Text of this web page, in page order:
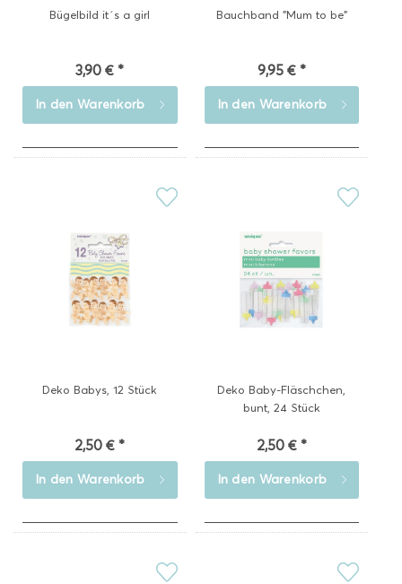
Bügelbild it´s a girl
3,90 € *
In den Warenkorb
Bauchband "Mum to be"
9,95 € *
In den Warenkorb
Deko Babys, 12 Stück
2,50 € *
In den Warenkorb
Deko Baby-Fläschchen,
bunt, 24 Stück
2,50 € *
In den Warenkorb